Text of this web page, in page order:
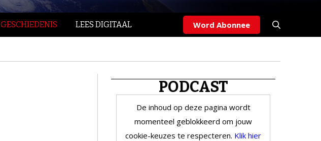
GESCHIEDENIS LEES DIGITAAL Word Abonnee
PODCAST
De inhoud op deze pagina wordt
momenteel geblokkeerd om jouw
cookie-keuzes te respecteren. Klik hier